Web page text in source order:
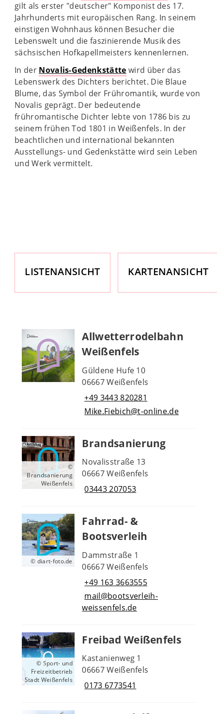
gilt als erster "deutscher" Komponist des 17.
Jahrhunderts mit europäischen Rang. In seinem
einstigen Wohnhaus können Besucher die
Lebenswelt und die faszinierende Musik des
sächsischen Hofkapellmeisters kennenlernen.
In der Novalis-Gedenkstätte wird über das
Lebenswerk des Dichters berichtet. Die Blaue
Blume, das Symbol der Frühromantik, wurde von
Novalis geprägt. Der bedeutende
frühromantische Dichter lebte von 1786 bis zu
seinem frühen Tod 1801 in Weißenfels. In der
beachtlichen und international bekannten
Ausstellungs- und Gedenkstätte wird sein Leben
und Werk vermittelt.
LISTENANSICHT KARTENANSICHT
Allwetterrodelbahn
Weißenfels
Güldene Hufe 10
06667 Weißenfels
+49 3443 820281
Mike.Fiebich@t-online.de
©
Brandsanierung
Weißenfels
Brandsanierung
Novalisstraße 13
06667 Weißenfels
03443 207053
© diart-foto.de
Fahrrad- &
Bootsverleih
Dammstraße 1
06667 Weißenfels
+49 163 3663555
mail@bootsverleih-
weissenfels.de
© Sport- und
Freizeitbetrieb
Stadt Weißenfels
Freibad Weißenfels
Kastanienweg 1
06667 Weißenfels
0173 6773541